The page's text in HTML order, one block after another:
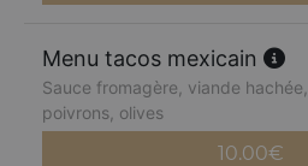
Menu tacos mexicain
Sauce fromagère, viande
poivrons, olives
10.00€